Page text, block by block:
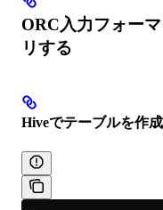
ORC入力フォー
リする
Hiveでテーブルを作